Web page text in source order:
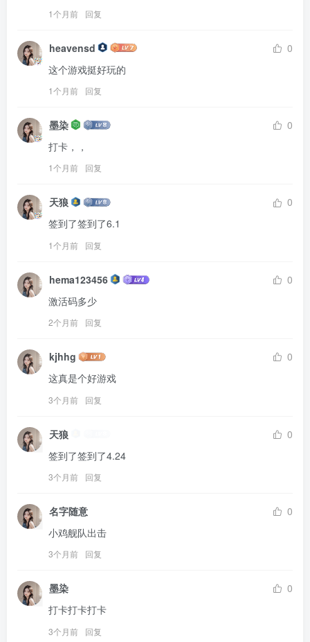
1个月前 回复
heavensd
0
这个游戏挺好玩的
1个月前 回复
墨染
0
打卡，，
1个月前 回复
天狼
0
签到了签到了6.1
1个月前 回复
hema123456
0
激活码多少
2个月前 回复
kjhhg
0
这真是个好游戏
3个月前 回复
天狼
0
签到了签到了4.24
3个月前 回复
名字随意
0
小鸡舰队出击
3个月前 回复
墨染
0
打卡打卡打卡
3个月前 回复